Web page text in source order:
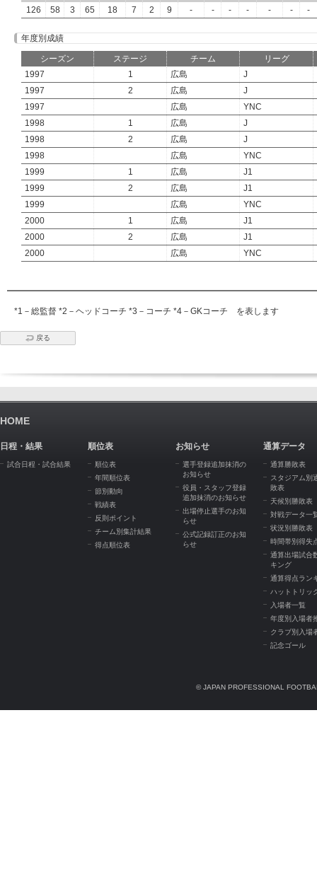
126
58 3 65 18 7 2 9 - - - - - - -
年度別成績
シーズン ステージ チーム
リーグ
1997
1 広島
J
1997
2 広島
J
1997
広島
YNC
1998
1 広島
J
1998
2 広島
J
1998
広島
YNC
1999
1 広島
J1
1999
2 広島
J1
1999
広島
YNC
2000
1 広島
J1
2000
2 広島
J1
2000
広島 YNC
*1－総監督 *2－ヘッドコーチ *3－コーチ *4－GKコーチ を表します
戻る
HOME
日程・結果
試合日程・試合結果
順位表
順位表
年間順位表
節別動向
戦績表
反則ポイント
チーム別集計結果
得点順位表
お知らせ
選手登録追加抹消の
お知らせ
役員・スタッフ登録
追加抹消のお知らせ
出場停止選手のお知
らせ
公式記録訂正のお知
らせ
通算データ
通算勝敗表
スタジアム別
敗表
天候別勝敗表
対戦データ一
状況別勝敗表
時間帯別得失
通算出場試合
キング
通算得点ラン
ハットトリッ
入場者一覧
年度別入場者
クラブ別入場
記念ゴール
© JAPAN PROFESSIONAL